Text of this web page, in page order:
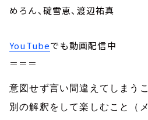
めろん、碇雪恵、渡辺祐真
YouTubeでも動画配信中
＝＝＝
意図せず言い間違えてしまう
別の解釈をして楽しむこと（